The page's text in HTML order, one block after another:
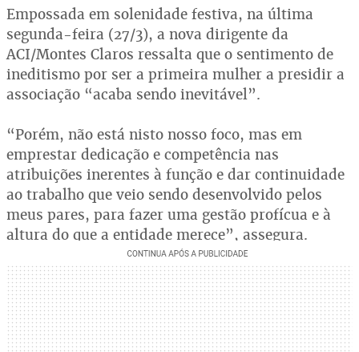
Empossada em solenidade festiva, na última
segunda-feira (27/3), a nova dirigente da
ACI/Montes Claros ressalta que o sentimento de
ineditismo por ser a primeira mulher a presidir a
associação “acaba sendo inevitável”.
“Porém, não está nisto nosso foco, mas em
emprestar dedicação e competência nas
atribuições inerentes à função e dar continuidade
ao trabalho que veio sendo desenvolvido pelos
meus pares, para fazer uma gestão profícua e à
altura do que a entidade merece”, assegura.